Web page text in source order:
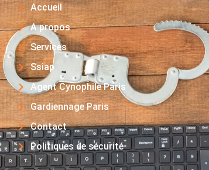
Accueil
A propos
Services
Ssiap
Agent Cynophile Paris
Gardiennage Paris
Contact
Politiques de sécurité